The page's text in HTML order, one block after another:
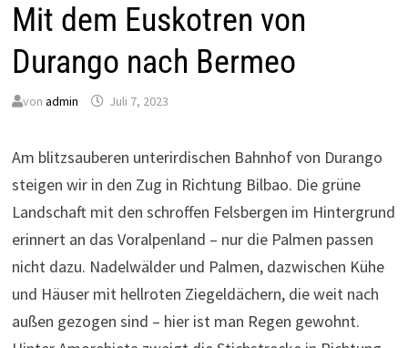
Mit dem Euskotren von
Durango nach Bermeo
von admin Juli 7, 2023
Am blitzsauberen unterirdischen Bahnhof von Durango
steigen wir in den Zug in Richtung Bilbao. Die grüne
Landschaft mit den schroffen Felsbergen im Hintergrund
erinnert an das Voralpenland – nur die Palmen passen
nicht dazu. Nadelwälder und Palmen, dazwischen Kühe
und Häuser mit hellroten Ziegeldächern, die weit nach
außen gezogen sind – hier ist man Regen gewohnt.